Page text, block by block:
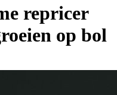
repricer
op bol